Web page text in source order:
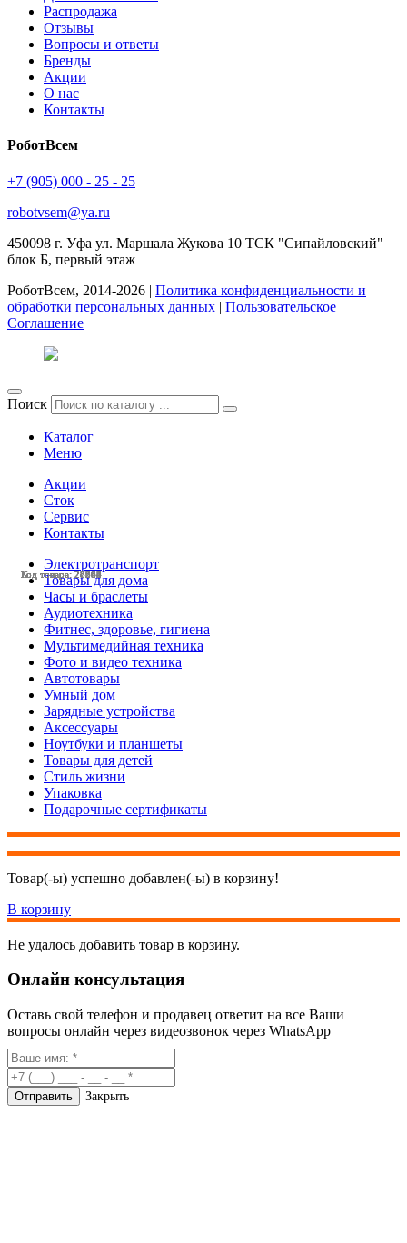
Код товара: 28502
Код товара: 28368
Код товара: 28364
Код товара: 28363
Код товара: 28362
Код товара: 28244
Код товара: 28239
Код товара: 28187
Код товара: 27981
Код товара: 27660
Код товара: 27064
Код товара: 26613
Распродажа
Отзывы
Вопросы и ответы
Бренды
Акции
О нас
Контакты
РоботВсем
+7 (905) 000 - 25 - 25
robotvsem@ya.ru
450098 г. Уфа ул. Маршала Жукова 10 ТСК "Сипайловский"
блок Б, первый этаж
РоботВсем, 2014-2026 | Политика конфиденциальности и
обработки персональных данных | Пользовательское
Соглашение
Поиск
Каталог
Меню
Акции
Сток
Сервис
Контакты
Электротранспорт
Товары для дома
Часы и браслеты
Аудиотехника
Фитнес, здоровье, гигиена
Мультимедийная техника
Фото и видео техника
Автотовары
Умный дом
Зарядные устройства
Аксессуары
Ноутбуки и планшеты
Товары для детей
Стиль жизни
Упаковка
Подарочные сертификаты
Товар(-ы) успешно добавлен(-ы) в корзину!
В корзину
Не удалось добавить товар в корзину.
Онлайн консультация
Оставь свой телефон и продавец ответит на все Ваши
вопросы онлайн через видеозвонок через WhatsApp
Закрыть